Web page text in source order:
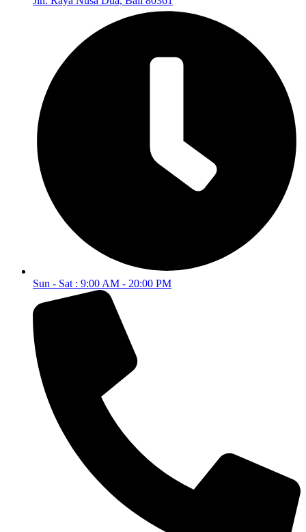
Sun - Sat : 9:00 AM - 20:00 PM